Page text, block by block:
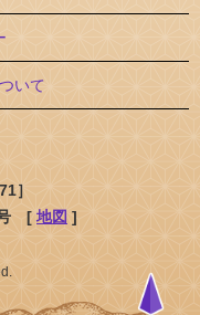
いて
］
号 [ 地図 ]